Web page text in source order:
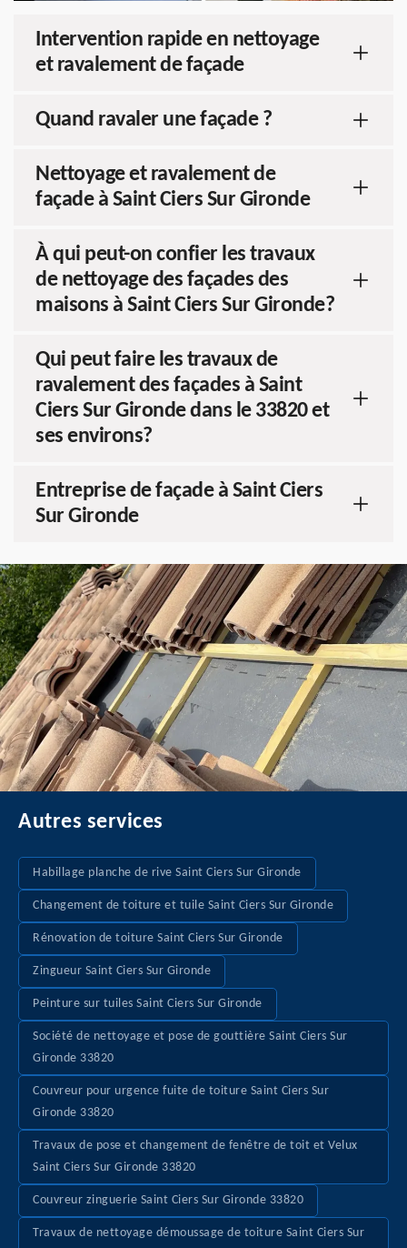
Intervention rapide en nettoyage
et ravalement de façade
Quand ravaler une façade ?
Nettoyage et ravalement de
façade à Saint Ciers Sur Gironde
À qui peut-on confier les travaux
de nettoyage des façades des
maisons à Saint Ciers Sur Gironde?
Qui peut faire les travaux de
ravalement des façades à Saint
Ciers Sur Gironde dans le 33820 et
ses environs?
Entreprise de façade à Saint Ciers
Sur Gironde
Autres services
Habillage planche de rive Saint Ciers Sur Gironde
Changement de toiture et tuile Saint Ciers Sur Gironde
Rénovation de toiture Saint Ciers Sur Gironde
Zingueur Saint Ciers Sur Gironde
Peinture sur tuiles Saint Ciers Sur Gironde
Société de nettoyage et pose de gouttière Saint Ciers Sur
Gironde 33820
Couvreur pour urgence fuite de toiture Saint Ciers Sur
Gironde 33820
Travaux de pose et changement de fenêtre de toit et Velux
Saint Ciers Sur Gironde 33820
Couvreur zinguerie Saint Ciers Sur Gironde 33820
Travaux de nettoyage démoussage de toiture Saint Ciers Sur